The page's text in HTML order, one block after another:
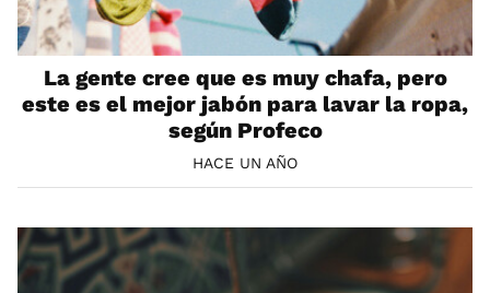
La gente cree que es muy chafa, pero
este es el mejor jabón para lavar la ropa,
según Profeco
HACE UN AÑO